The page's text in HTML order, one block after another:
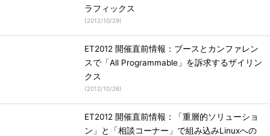
ラフィックス
(2012/10/29)
ET2012 開催直前情報：ブースとカンファレン
スで「All Programmable」を訴求するザイリン
クス
(2012/10/26)
ET2012 開催直前情報：「重層的ソリューショ
ン」と「相談コーナー」で組み込みLinuxへの